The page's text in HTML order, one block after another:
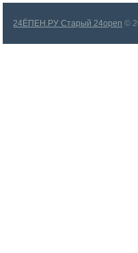
24ЁПЕН.РУ Старый 24open ©